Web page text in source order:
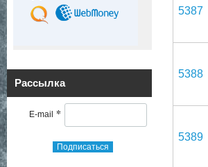
Рассылка
E-mail *
Подписаться
5387
5388
5389